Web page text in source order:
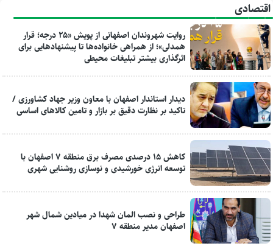
اقتصادی
روایت شهروندان اصفهانی از پویش «۲۵ درجه؛ قرار
همدلی»؛ از همراهی خانواده‌ها تا پیشنهادهایی برای
اثرگذاری بیشتر تبلیغات محیطی
دیدار استاندار اصفهان با معاون وزیر جهاد کشاورزی /
تاکید بر نظارت دقیق بر بازار و تامین کالاهای اساسی
کاهش ۱۵ درصدی مصرف برق منطقه ۷ اصفهان با
توسعه انرژی خورشیدی و نوسازی روشنایی شهری
طراحی و نصب المان شهدا در میادین شمال شهر
اصفهان مدیر منطقه ۷